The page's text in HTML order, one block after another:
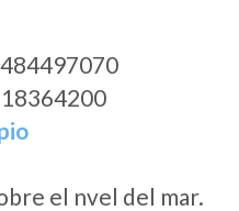
el nvel del mar.